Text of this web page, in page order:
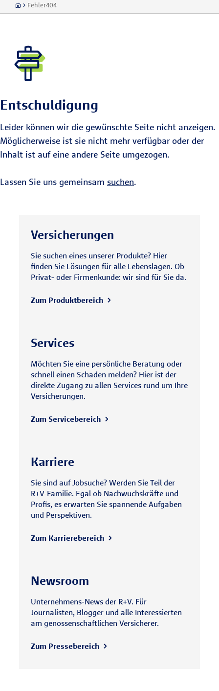
Fehler404
Entschuldigung
Leider können wir die gewünschte Seite nicht anzeigen.
Möglicherweise ist sie nicht mehr verfügbar oder der
Inhalt ist auf eine andere Seite umgezogen.
Lassen Sie uns gemeinsam suchen.
Versicherungen
Sie suchen eines unserer Produkte? Hier
finden Sie Lösungen für alle Lebenslagen. Ob
Privat- oder Firmenkunde: wir sind für Sie da.
Zum Produktbereich
Services
Möchten Sie eine persönliche Beratung oder
schnell einen Schaden melden? Hier ist der
direkte Zugang zu allen Services rund um Ihre
Versicherungen.
Zum Servicebereich
Karriere
Sie sind auf Jobsuche? Werden Sie Teil der
R+V-Familie. Egal ob Nachwuchskräfte und
Profis, es erwarten Sie spannende Aufgaben
und Perspektiven.
Zum Karrierebereich
Newsroom
Unternehmens-News der R+V. Für
Journalisten, Blogger und alle Interessierten
am genossenschaftlichen Versicherer.
Zum Pressebereich